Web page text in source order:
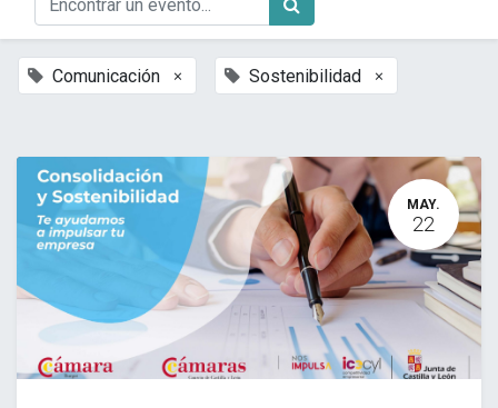
Comunicación × Sostenibilidad ×
MAY.
22